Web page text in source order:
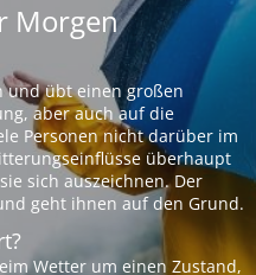
Morgen
und übt einen großen
aber auch auf die
Personen nicht darüber im
überhaupt
sich auszeichnen. Der
geht ihnen auf den Grund.
Wetter um einen Zustand,